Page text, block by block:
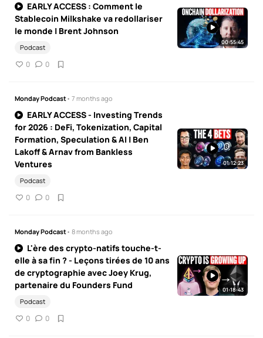
EARLY ACCESS : Comment le
Stablecoin Milkshake va redollariser
le monde | Brent Johnson
Podcast
0 0
00:55:45
Monday Podcast• 7 months ago
EARLY ACCESS - Investing Trends
for 2026 : DeFi, Tokenization, Capital
Formation, Speculation & AI | Ben
Lakoff & Arnav from Bankless
Ventures
Podcast
0 0
01:12:23
Monday Podcast• 8 months ago
L'ère des crypto-natifs touche-t-
elle à sa fin ? - Leçons tirées de 10 ans
de cryptographie avec Joey Krug,
partenaire du Founders Fund
Podcast
0 0
01:18:43